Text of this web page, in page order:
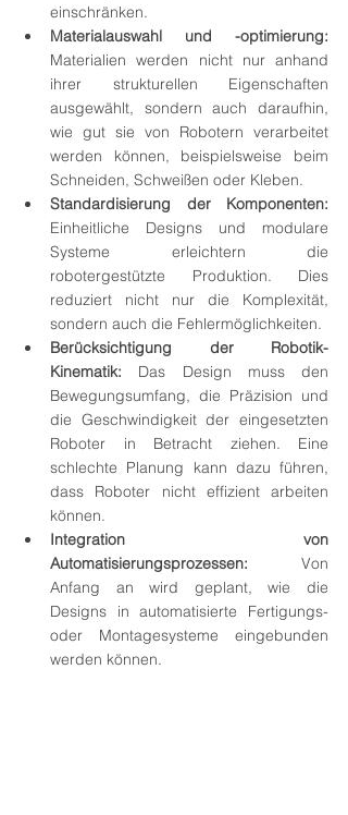
einschränken.
Materialauswahl und -optimierung:
Materialien werden nicht nur anhand
ihrer strukturellen Eigenschaften
ausgewählt, sondern auch daraufhin,
wie gut sie von Robotern verarbeitet
werden können, beispielsweise beim
Schneiden, Schweißen oder Kleben.
Standardisierung der Komponenten:
Einheitliche Designs und modulare
Systeme erleichtern die
robotergestützte Produktion. Dies
reduziert nicht nur die Komplexität,
sondern auch die Fehlermöglichkeiten.
Berücksichtigung der Robotik-
Kinematik: Das Design muss den
Bewegungsumfang, die Präzision und
die Geschwindigkeit der eingesetzten
Roboter in Betracht ziehen. Eine
schlechte Planung kann dazu führen,
dass Roboter nicht effizient arbeiten
können.
Integration von
Automatisierungsprozessen: Von
Anfang an wird geplant, wie die
Designs in automatisierte Fertigungs-
oder Montagesysteme eingebunden
werden können.